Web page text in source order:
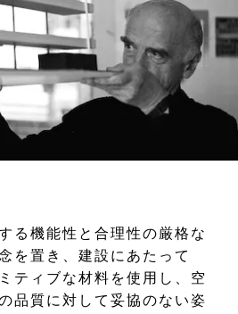
る機能性と合理性の厳格な
を置き、建設にあたって
ティブな材料を使用し、空
品質に対して妥協のない姿